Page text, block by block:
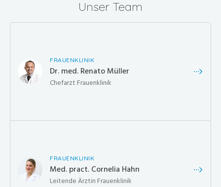
Unser Team
FRAUENKLINIK
Dr. med. Renato Müller
Chefarzt Frauenklinik
FRAUENKLINIK
Med. pract. Cornelia Hahn
Leitende Ärztin Frauenklinik